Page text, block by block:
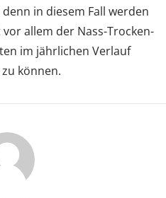
in diesem Fall werden
allem der Nass-Trocken-
im jährlichen Verlauf
können.